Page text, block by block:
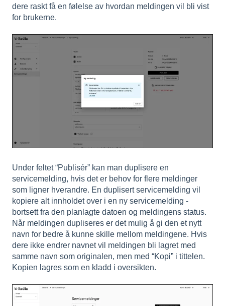
dere raskt få en følelse av hvordan meldingen vil bli vist
for brukerne.
Under feltet “Publisér” kan man duplisere en
servicemelding, hvis det er behov for flere meldinger
som ligner hverandre. En duplisert servicemelding vil
kopiere alt innholdet over i en ny servicemelding -
bortsett fra den planlagte datoen og meldingens status.
Når meldingen dupliseres er det mulig å gi den et nytt
navn for bedre å kunne skille mellom meldingene. Hvis
dere ikke endrer navnet vil meldingen bli lagret med
samme navn som originalen, men med “Kopi” i tittelen.
Kopien lagres som en kladd i oversikten.